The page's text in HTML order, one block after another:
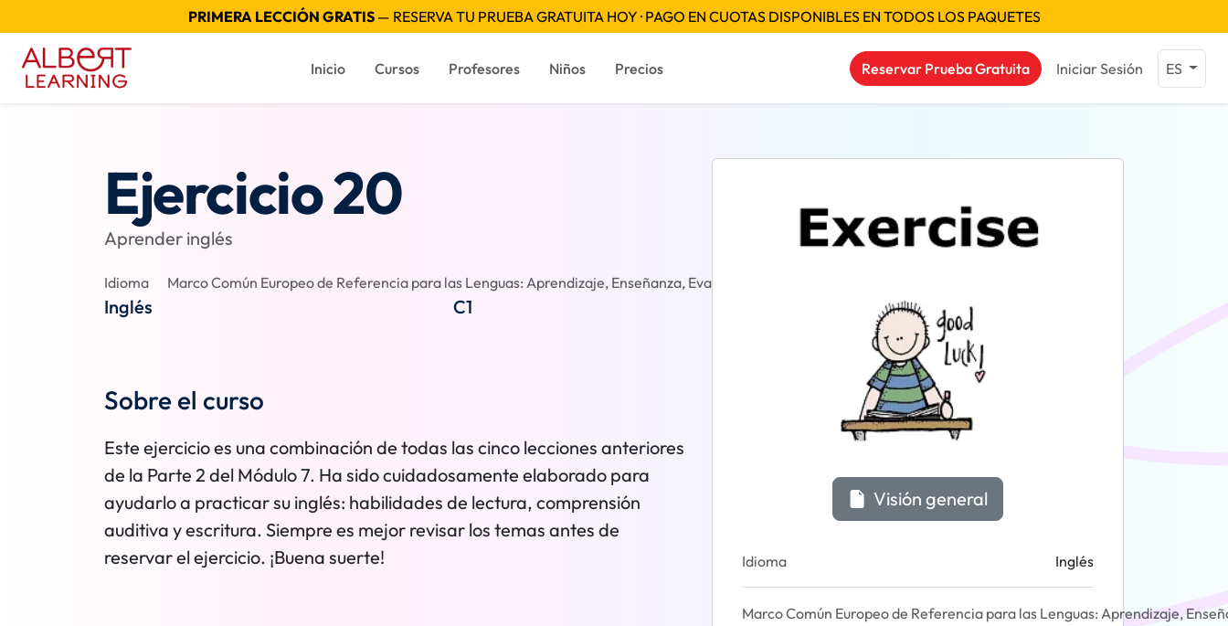
PRIMERA LECCIÓN GRATIS— RESERVA TU PRUEBA GRATUITA HOY · PAGO EN CUOTAS DISPONIBLES EN TODOS LOS PAQUETES
Inicio Cursos Profesores Niños Precios Reservar Prueba Gratuita Iniciar Sesión ES
Ejercicio 20
Aprender inglés
Idioma
Inglés
Marco Común Europeo de Referencia para las Lenguas: Aprendizaje, Enseñanza, Evaluación
C1
Sobre el curso
Este ejercicio es una combinación de todas las cinco lecciones anteriores
de la Parte 2 del Módulo 7. Ha sido cuidadosamente elaborado para
ayudarlo a practicar su inglés: habilidades de lectura, comprensión
auditiva y escritura. Siempre es mejor revisar los temas antes de
reservar el ejercicio. ¡Buena suerte!
Visión general
Idioma Inglés
Marco Común Europeo de Referencia para las Lenguas: Aprendizaje,